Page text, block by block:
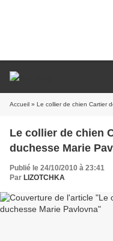
Accueil » Le collier de chien Cartier
Le collier de chien
duchesse Marie
Publié le 24/10/2010 à 23:41
Par LIZOTCHKA